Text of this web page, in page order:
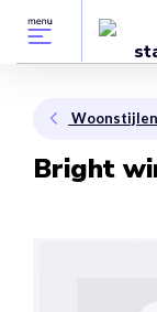
Woonstijlen
Bright